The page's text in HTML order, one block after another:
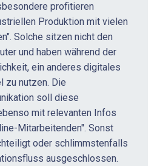
profitieren
Produktion mit vielen
Solche sitzen nicht den
und haben während der
ein anderes digitales
zu nutzen. Die
soll diese
mit relevanten Infos
Mitarbeitenden". Sonst
oder schlimmstenfalls
ausgeschlossen.